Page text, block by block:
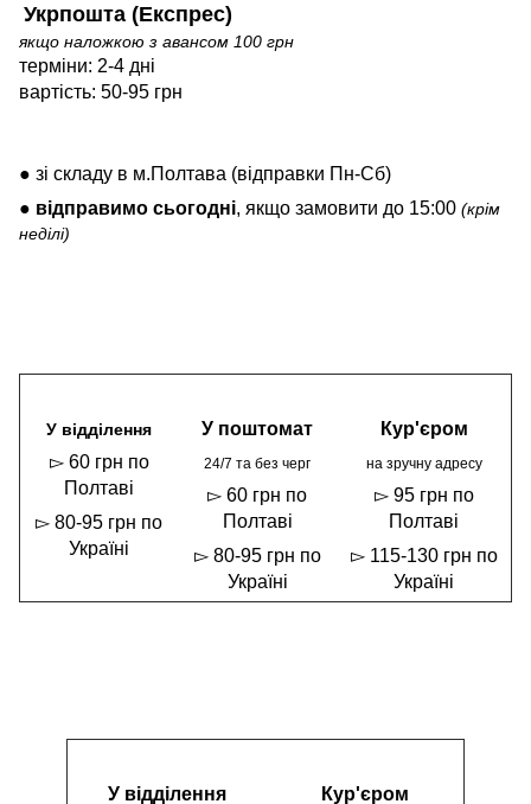
Укрпошта (Експрес)
якщо наложкою з авансом 100 грн
терміни: 2-4 дні
вартість: 50-95 грн
● зі складу в м.Полтава (відправки Пн-Сб)
● відправимо сьогодні, якщо замовити до 15:00 (крім
неділі)
У відділення
▻ 60 грн по
Полтаві
▻ 80-95 грн по
Україні
У поштомат
24/7 та без черг
▻ 60 грн по
Полтаві
▻ 80-95 грн по
Україні
Кур'єром
на зручну адресу
▻ 95 грн по
Полтаві
▻ 115-130 грн по
Україні
У відділення Кур'єром